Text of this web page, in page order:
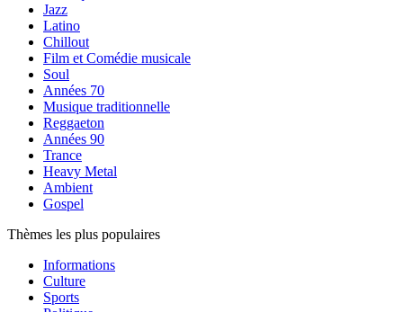
Jazz
Latino
Chillout
Film et Comédie musicale
Soul
Années 70
Musique traditionnelle
Reggaeton
Années 90
Trance
Heavy Metal
Ambient
Gospel
Thèmes les plus populaires
Informations
Culture
Sports